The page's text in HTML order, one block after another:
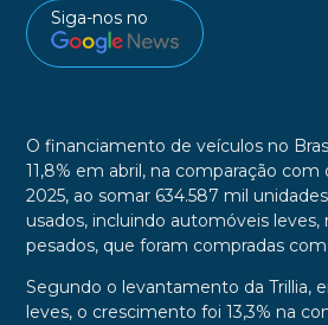
Siga-nos no
O financiamento de veículos no
11,8% em abril, na comparação
2025, ao somar 634.587 mil
usados, incluindo automóveis
pesados, que foram compradas
Segundo o levantamento da Trillia,
leves, o crescimento foi 13,3% na